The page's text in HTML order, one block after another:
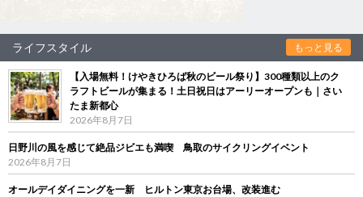
ライフスタイル もっと見る
【入場無料！けやきひろば秋のビール祭り】300種類以上のク
ラフトビールが集まる！土日祝日はアーリーオープンも｜さい
たま新都心
2026年8月7日
日野川の風を感じて絶品ジビエも満喫 鳥取のサイクリングイベント
2026年8月7日
オールデイダイニングを一新 ヒルトン東京お台場、改装進む